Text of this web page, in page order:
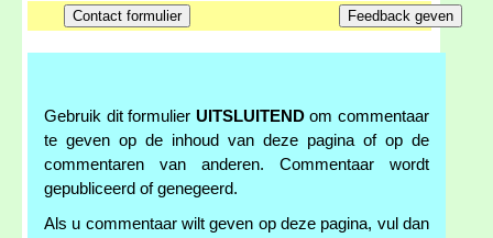
Gebruik dit formulier UITSLUITENDom commentaar
te geven op de inhoud van deze pagina of op de
commentaren van anderen. Commentaar wordt
gepubliceerd of genegeerd.
Als u commentaar wilt geven op deze pagina, vul dan